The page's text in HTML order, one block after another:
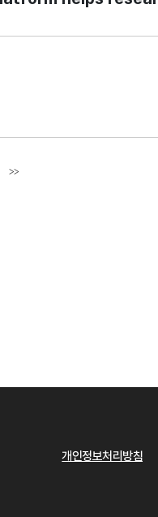
이지
>>마지막페이지
개인정보처리방침